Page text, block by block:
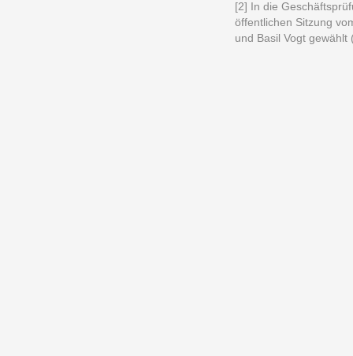
[2] In die
öffentlichen Sitzung
und Basil Vogt